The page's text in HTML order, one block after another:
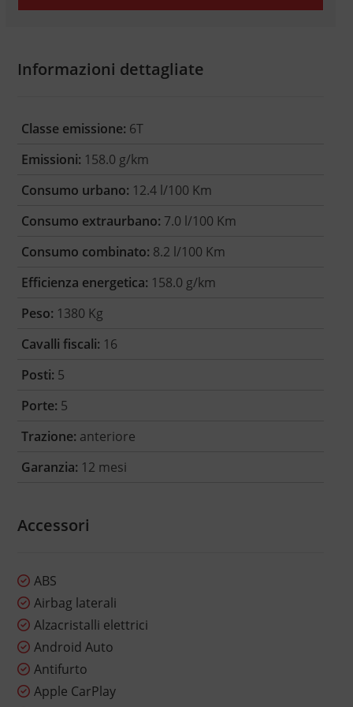
Informazioni dettagliate
Classe emissione: 6T
Emissioni: 158.0 g/km
Consumo urbano: 12.4 l/100 Km
Consumo extraurbano: 7.0 l/100 Km
Consumo combinato: 8.2 l/100 Km
Efficienza energetica: 158.0 g/km
Peso: 1380 Kg
Cavalli fiscali: 16
Posti: 5
Porte: 5
Trazione: anteriore
Garanzia: 12 mesi
Accessori
ABS
Airbag laterali
Alzacristalli elettrici
Android Auto
Antifurto
Apple CarPlay